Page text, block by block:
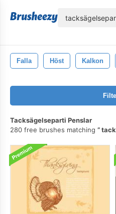
Falla Höst Kalkon
Tacksägelseparti Penslar
280 free brushes matching